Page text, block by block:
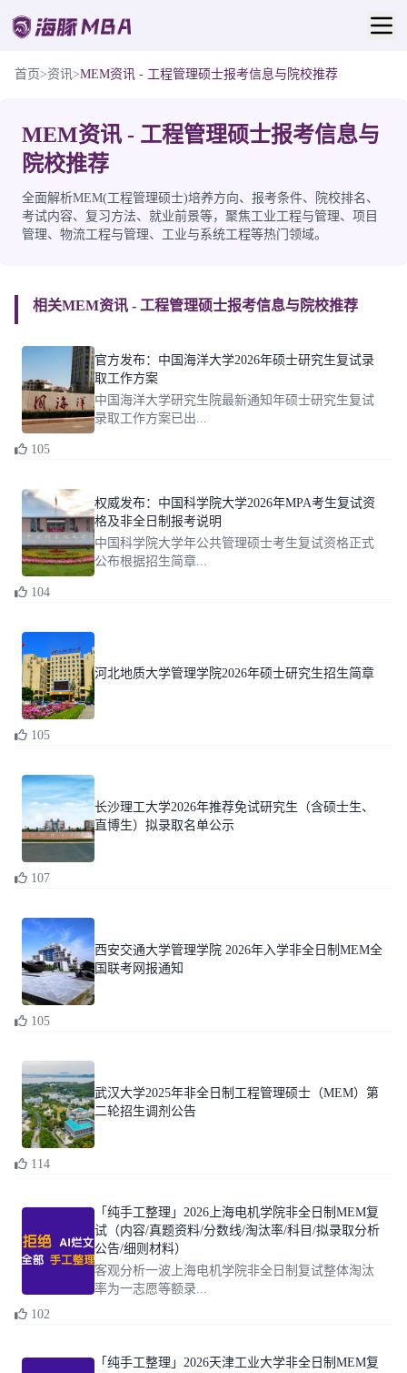
首页>资讯>MEM资讯 - 工程管理硕士报考信息与院校推荐
MEM资讯 - 工程管理硕士报考信息与
院校推荐
全面解析MEM(工程管理硕士)培养方向、报考条件、院校排名、
考试内容、复习方法、就业前景等，聚焦工业工程与管理、项目
管理、物流工程与管理、工业与系统工程等热门领域。
相关MEM资讯 - 工程管理硕士报考信息与院校推荐
官方发布：中国海洋大学2026年硕士研究生复试录
取工作方案
中国海洋大学研究生院最新通知年硕士研究生复试
录取工作方案已出...
105
权威发布：中国科学院大学2026年MPA考生复试资
格及非全日制报考说明
中国科学院大学年公共管理硕士考生复试资格正式
公布根据招生简章...
104
河北地质大学管理学院2026年硕士研究生招生简章
105
长沙理工大学2026年推荐免试研究生（含硕士生、
直博生）拟录取名单公示
107
西安交通大学管理学院 2026年入学非全日制MEM全
国联考网报通知
105
武汉大学2025年非全日制工程管理硕士（MEM）第
二轮招生调剂公告
114
「纯手工整理」2026上海电机学院非全日制MEM复
试（内容/真题资料/分数线/淘汰率/科目/拟录取分析
公告/细则材料）
客观分析一波上海电机学院非全日制复试整体淘汰
率为一志愿等额录...
102
「纯手工整理」2026天津工业大学非全日制MEM复